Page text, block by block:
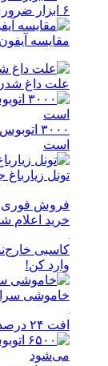
۶ ابزار ضروری اما رایگان برای ترید موفق در فارکس
مقایسه آیفون ۱۶ پرو مکس با سایر پرچمداران بازار
علت داغ
۳۰۰۰
است
تونل
فروش فوری
خرید اعلام
وارد کن!
خاموشی
افت ۲۴ درصدی تولید خودرو در کشور